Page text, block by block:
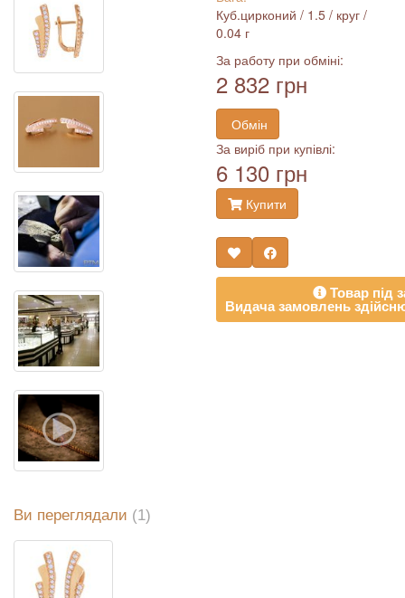
Куб.цирконий / 1.5 / круг /
0.04 г
За работу при обміні:
2 832 грн
Обмін
За виріб при купівлі:
6 130 грн
Купити
Товар під
Видача замовлень
Ви переглядали (1)